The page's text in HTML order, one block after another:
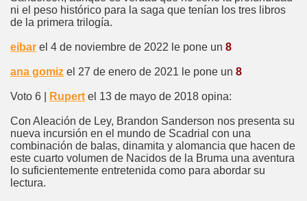
ni el peso histórico para la saga que tenían los tres libros
de la primera trilogía.
eibar el 4 de noviembre de 2022 le pone un 8
ana gomiz el 27 de enero de 2021 le pone un 8
Voto 6 | Rupert el 13 de mayo de 2018 opina:
Con Aleación de Ley, Brandon Sanderson nos presenta su
nueva incursión en el mundo de Scadrial con una
combinación de balas, dinamita y alomancia que hacen de
este cuarto volumen de Nacidos de la Bruma una aventura
lo suficientemente entretenida como para abordar su
lectura.